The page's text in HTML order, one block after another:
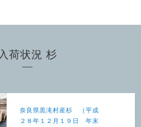
入荷状況 杉
奈良県黒滝村産杉 （平成
２８年１２月１９日 年末